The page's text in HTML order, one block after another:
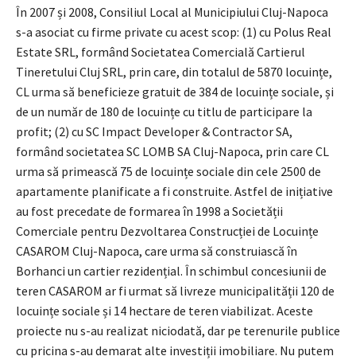
În 2007 și 2008, Consiliul Local al Municipiului Cluj-Napoca
s-a asociat cu firme private cu acest scop: (1) cu Polus Real
Estate SRL, formând Societatea Comercială Cartierul
Tineretului Cluj SRL, prin care, din totalul de 5870 locuințe,
CL urma să beneficieze gratuit de 384 de locuințe sociale, și
de un număr de 180 de locuințe cu titlu de participare la
profit; (2) cu SC Impact Developer & Contractor SA,
formând societatea SC LOMB SA Cluj-Napoca, prin care CL
urma să primească 75 de locuințe sociale din cele 2500 de
apartamente planificate a fi construite. Astfel de inițiative
au fost precedate de formarea în 1998 a Societății
Comerciale pentru Dezvoltarea Construcției de Locuințe
CASAROM Cluj-Napoca, care urma să construiască în
Borhanci un cartier rezidențial. În schimbul concesiunii de
teren CASAROM ar fi urmat să livreze municipalității 120 de
locuințe sociale și 14 hectare de teren viabilizat. Aceste
proiecte nu s-au realizat niciodată, dar pe terenurile publice
cu pricina s-au demarat alte investiții imobiliare. Nu putem